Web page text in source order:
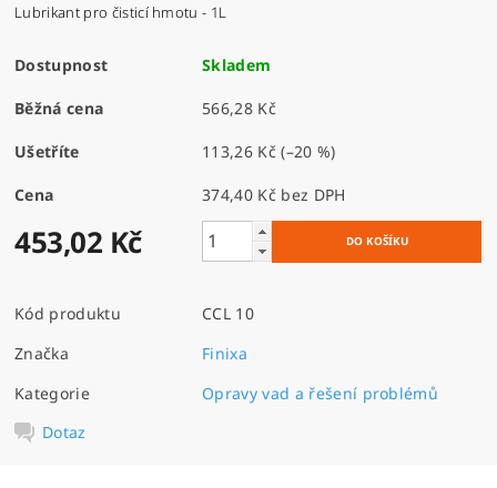
Lubrikant pro čisticí hmotu - 1L
Dostupnost Skladem
Běžná cena 566,28 Kč
Ušetříte 113,26 Kč(–20 %)
Cena 374,40 Kč bez DPH
453,02 Kč
Kód produktu
CCL 10
Značka
Finixa
Kategorie
Opravy vad a řešení problémů
Dotaz